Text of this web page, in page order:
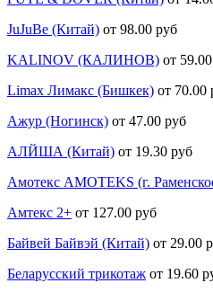
JuJuBe (Китай) от 98.00 руб
KALINOV (КАЛИНОВ) от
Limax Лимакс (Бишкек) от 70.00
Ажур (Ногинск) от 47.00 руб
АЛЙША (Китай) от 19.30 руб
Амотекс AMOTEKS (г.
Амтекс 2+ от 127.00 руб
Байвей Байвэй (Китай) от 29.00
Беларусский трикотаж от 19.60